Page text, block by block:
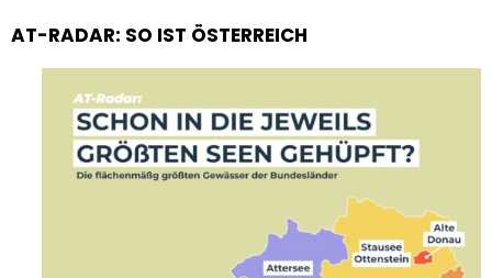
AT-RADAR: SO IST ÖSTERREICH